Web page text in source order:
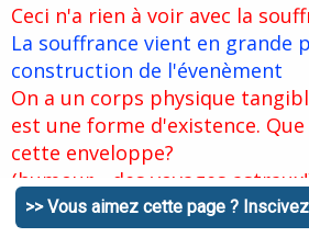
Ceci n'a rien à voir avec la
La souffrance vient en grande
construction de l'évenèment
On a un corps physique
est une forme d'existence.
cette enveloppe?
(humour... des voyages
>> Vous aimez cette page ?